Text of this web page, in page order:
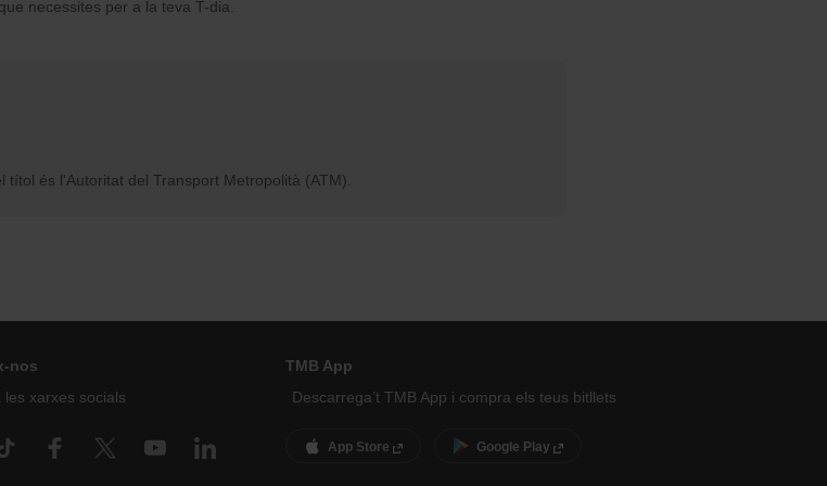
que necessites per a la teva T-dia.
títol és l'Autoritat del Transport Metropolità (ATM).
nos
les xarxes socials
TMB App
Descarrega’t TMB App i compra els teus bitllets
App Store Google Play